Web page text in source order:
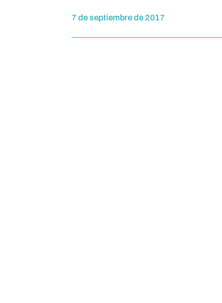
7 de septiembre de 2017